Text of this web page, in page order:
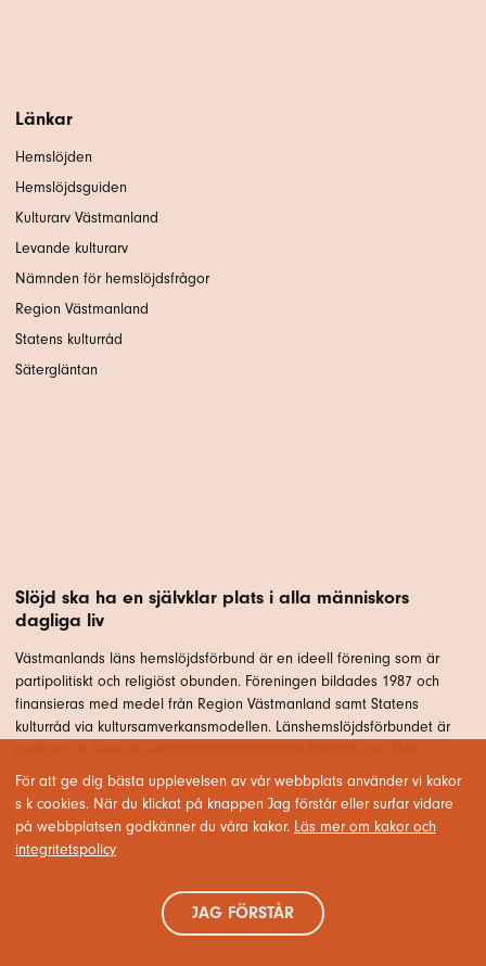
Länkar
Hemslöjden
Hemslöjdsguiden
Kulturarv Västmanland
Levande kulturarv
Nämnden för hemslöjdsfrågor
Region Västmanland
Statens kulturråd
Sätergläntan
Slöjd ska ha en självklar plats i alla människors
dagliga liv
Västmanlands läns hemslöjdsförbund är en ideell förening som är
partipolitiskt och religiöst obunden. Föreningen bildades 1987 och
finansieras med medel från Region Västmanland samt Statens
kulturråd via kultursamverkansmodellen. Länshemslöjdsförbundet är
Webbproduktion:
För att ge dig bästa upplevelsen av vår webbplats använder vi kakor
s k cookies. När du klickat på knappen Jag förstår eller surfar vidare
på webbplatsen godkänner du våra kakor. Läs mer om kakor och
integritetspolicy
JAG FÖRSTÅR